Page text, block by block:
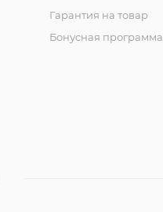
Гарантия на товар
Бонусная программа